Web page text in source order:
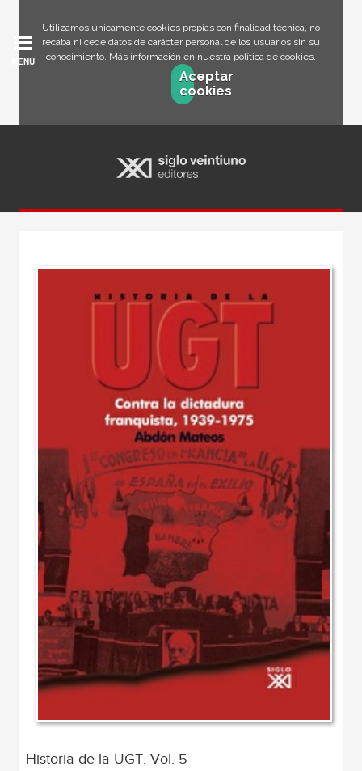
Utilizamos únicamente cookies propias con finalidad técnica, no
recaba ni cede datos de carácter personal de los usuarios sin su
conocimiento. Más información en nuestra política de cookies.
Aceptar
cookies
MENÚ
Historia de la UGT. Vol. 5